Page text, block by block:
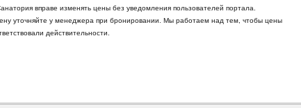
вправе изменять цены без уведомления пользователей портала.
уточняйте у менеджера при бронировании. Мы работаем над тем, чтобы цены
действительности.